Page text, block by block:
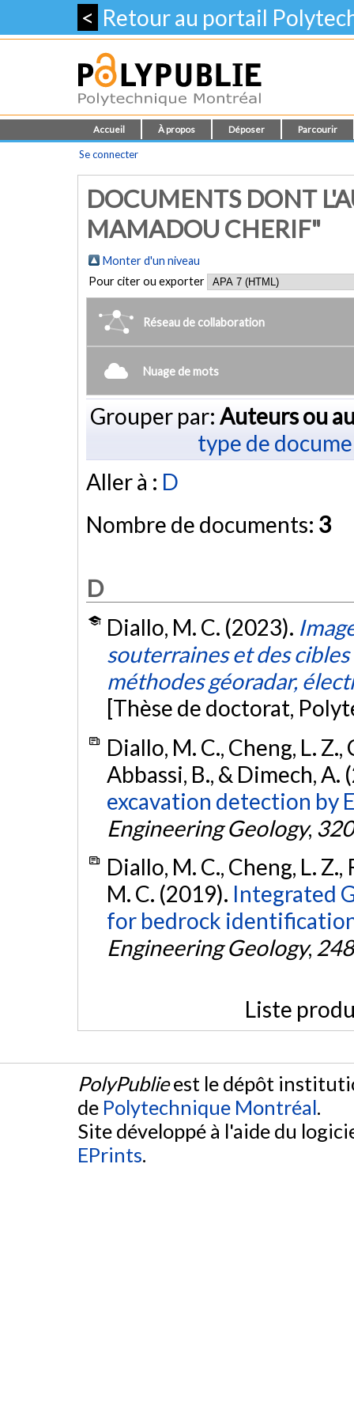
< Retour au portail
Accueil À propos Déposer Parcourir
Se connecter
DOCUMENTS DONT
MAMADOU CHERIF"
Monter d'un niveau
Pour citer ou exporter
Réseau de collaboration
Nuage de mots
Grouper par: Auteurs ou
type de
Aller à : D
Nombre de documents: 3
D
Diallo, M. C. (2023).
souterraines et des
méthodes géoradar,
[Thèse de doctorat,
Diallo, M. C., Cheng, L. Z.,
Abbassi, B., & Dimech, A.
excavation detection by
Engineering Geology, 320
Diallo, M. C., Cheng, L.
M. C. (2019). Integrated
for bedrock
Engineering Geology, 248
Liste
PolyPublieest le dépôt
de Polytechnique Montréal.
Site développé à l'aide du
EPrints.